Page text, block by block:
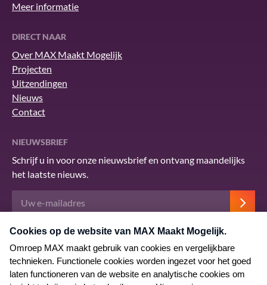
Meer informatie
DIRECT NAAR
Over MAX Maakt Mogelijk
Projecten
Uitzendingen
Nieuws
Contact
NIEUWSBRIEF
Schrijf u in voor onze nieuwsbrief en ontvang maandelijks
het laatste nieuws.
Deze site wordt beschermd door reCAPTCHA en het Googleprivacybeleid.
servicevoorwaarden